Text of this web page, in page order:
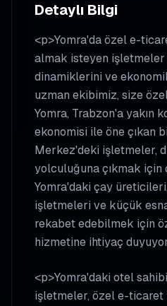
Detaylı Bilgi
<p>Yomra'da özel e-
almak isteyen
dinamiklerini ve
uzman ekibimiz, size
Yomra, Trabzon'a yakın
ekonomisi ile öne çıkan
Merkez'deki işletmeler,
yolculuğuna çıkmak için
Yomra'daki çay
işletmeleri ve küçük
rekabet edebilmek için
hizmetine ihtiyaç
<p>Yomra'daki otel
işletmeler, özel e-ticaret